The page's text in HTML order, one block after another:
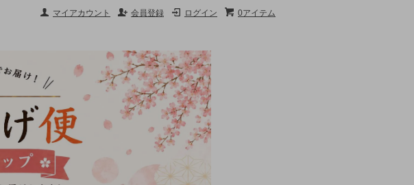
0アイテム
ログイン
会員登録
マイアカウント